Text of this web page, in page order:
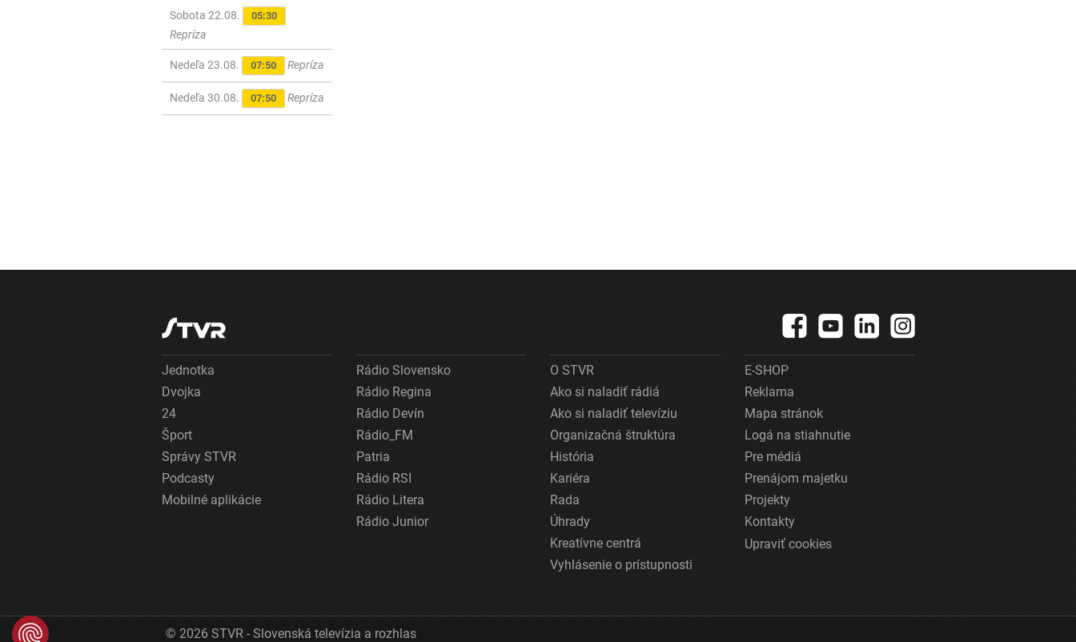
Sobota 22.08. 05:30
Repríza
Nedeľa 23.08. 07:50 Repríza
Nedeľa 30.08. 07:50 Repríza
Jednotka
Dvojka
24
Šport
Správy STVR
Podcasty
Mobilné aplikácie
Rádio Slovensko
Rádio Regina
Rádio Devín
Rádio_FM
Patria
Rádio RSI
Rádio Litera
Rádio Junior
O STVR
Ako si naladiť rádiá
Ako si naladiť televíziu
Organizačná štruktúra
História
Kariéra
Rada
Úhrady
Kreatívne centrá
Vyhlásenie o prístupnosti
E-SHOP
Reklama
Mapa stránok
Logá na stiahnutie
Pre médiá
Prenájom majetku
Projekty
Kontakty
Upraviť cookies
© 2026 STVR - Slovenská televízia a rozhlas